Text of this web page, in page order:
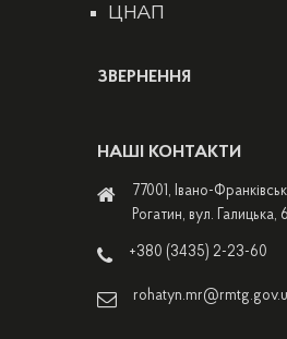
ЦНАП
ЗВЕРНЕННЯ
НАШІ КОНТАКТИ
77001, Івано-
Рогатин, вул. Галицька,
+380 (3435) 2-23-60